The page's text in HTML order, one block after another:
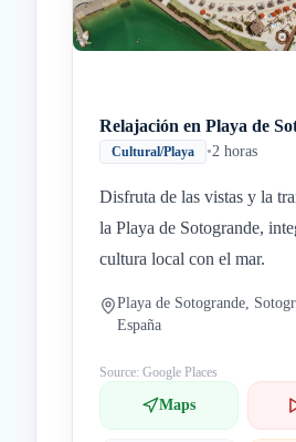
Relajación en Playa de
Cultural/Playa •2 horas
Disfruta de las vistas y la
la Playa de Sotogrande,
cultura local con el mar.
Playa de Sotogrande,
España
Source: Google Places
Maps